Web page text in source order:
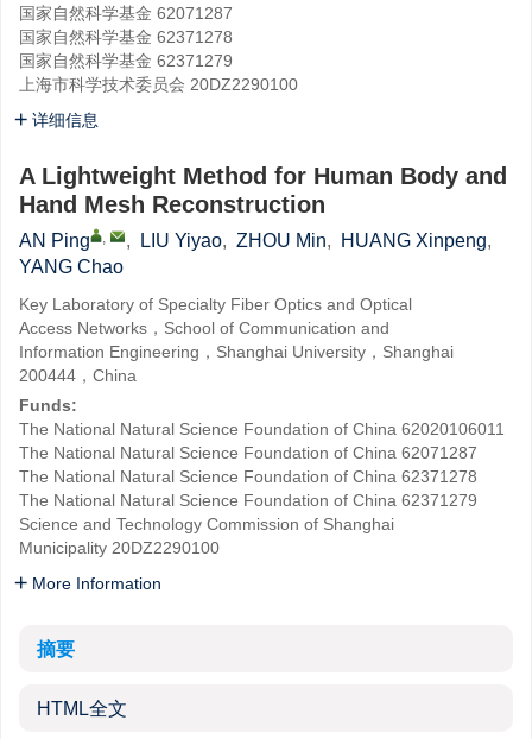
国家自然科学基金 62071287
国家自然科学基金 62371278
国家自然科学基金 62371279
上海市科学技术委员会 20DZ2290100
详细信息
A Lightweight Method for Human Body and
Hand Mesh Reconstruction
AN Ping , , LIU Yiyao, ZHOU Min, HUANG Xinpeng,
YANG Chao
Key Laboratory of Specialty Fiber Optics and Optical
Access Networks，School of Communication and
Information Engineering，Shanghai University，Shanghai
200444，China
Funds:
The National Natural Science Foundation of China 62020106011
The National Natural Science Foundation of China 62071287
The National Natural Science Foundation of China 62371278
The National Natural Science Foundation of China 62371279
Science and Technology Commission of Shanghai
Municipality 20DZ2290100
More Information
摘要
HTML全文